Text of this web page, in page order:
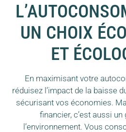
UN CHOIX
ET
En maximisant votre
réduisez l’impact de la baisse
sécurisant vos économies.
financier, c’est aussi
l’environnement. Vous